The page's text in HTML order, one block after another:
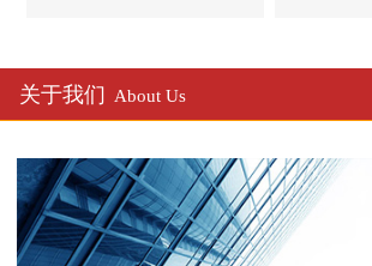
关于我们 About Us